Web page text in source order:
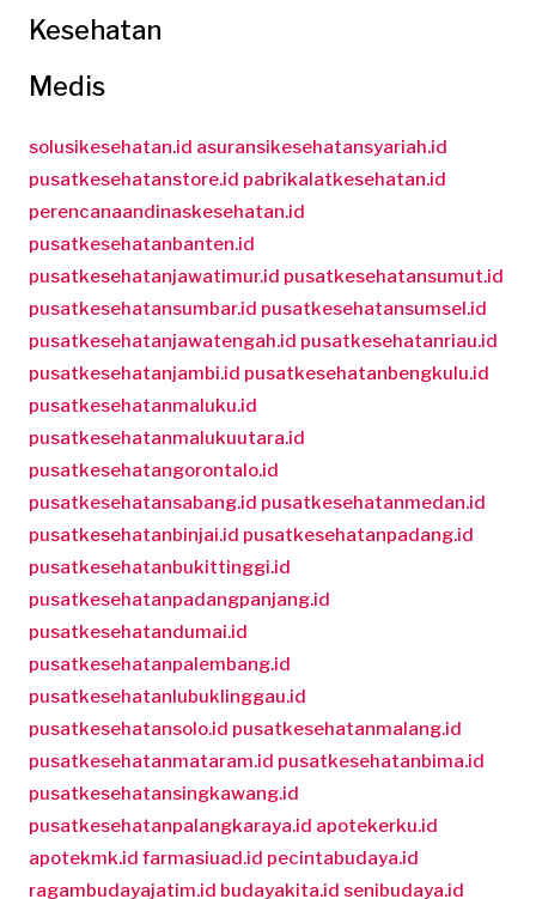
Kesehatan
Medis
solusikesehatan.id asuransikesehatansyariah.id
pusatkesehatanstore.id pabrikalatkesehatan.id
perencanaandinaskesehatan.id
pusatkesehatanbanten.id
pusatkesehatanjawatimur.id pusatkesehatansumut.id
pusatkesehatansumbar.id pusatkesehatansumsel.id
pusatkesehatanjawatengah.id pusatkesehatanriau.id
pusatkesehatanjambi.id pusatkesehatanbengkulu.id
pusatkesehatanmaluku.id
pusatkesehatanmalukuutara.id
pusatkesehatangorontalo.id
pusatkesehatansabang.id pusatkesehatanmedan.id
pusatkesehatanbinjai.id pusatkesehatanpadang.id
pusatkesehatanbukittinggi.id
pusatkesehatanpadangpanjang.id
pusatkesehatandumai.id
pusatkesehatanpalembang.id
pusatkesehatanlubuklinggau.id
pusatkesehatansolo.id pusatkesehatanmalang.id
pusatkesehatanmataram.id pusatkesehatanbima.id
pusatkesehatansingkawang.id
pusatkesehatanpalangkaraya.id apotekerku.id
apotekmk.id farmasiuad.id pecintabudaya.id
ragambudayajatim.id budayakita.id senibudaya.id